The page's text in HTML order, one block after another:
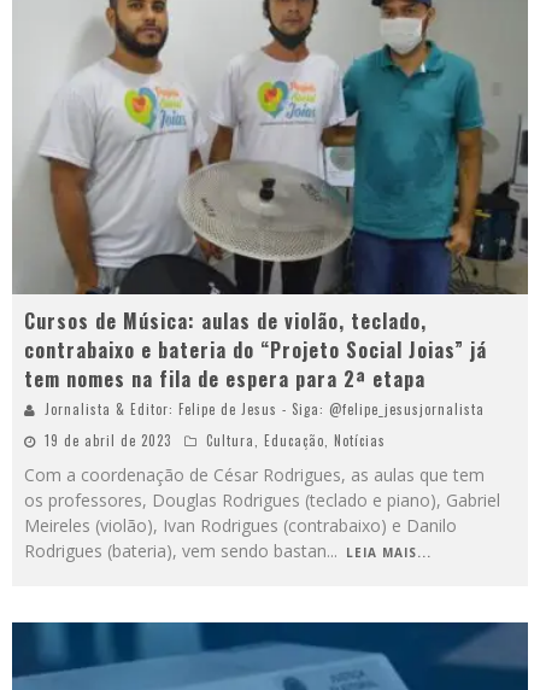
Cursos de Música: aulas de violão, teclado,
contrabaixo e bateria do “Projeto Social Joias” já
tem nomes na fila de espera para 2ª etapa
Jornalista & Editor: Felipe de Jesus - Siga: @felipe_jesusjornalista
19 de abril de 2023
Cultura, Educação, Notícias
Com a coordenação de César Rodrigues, as aulas que tem
os professores, Douglas Rodrigues (teclado e piano), Gabriel
Meireles (violão), Ivan Rodrigues (contrabaixo) e Danilo
Rodrigues (bateria), vem sendo bastan... LEIA MAIS...